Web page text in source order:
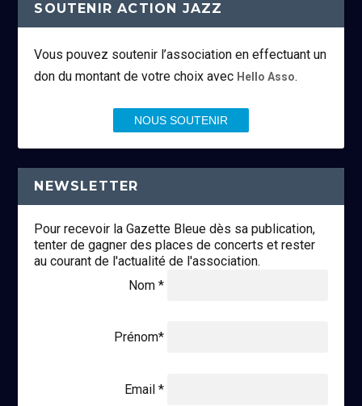
SOUTENIR ACTION JAZZ
Vous pouvez soutenir l’association en effectuant un
don du montant de votre choix avec Hello Asso.
NOUS SOUTENIR
NEWSLETTER
Pour recevoir la Gazette Bleue dès sa publication,
tenter de gagner des places de concerts et rester
au courant de l'actualité de l'association.
Nom *
Prénom*
Email *